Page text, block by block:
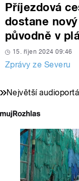
Příjezdová
dostane
původně v
15. říjen 2024 09:46
Zprávy ze Severu
Největší